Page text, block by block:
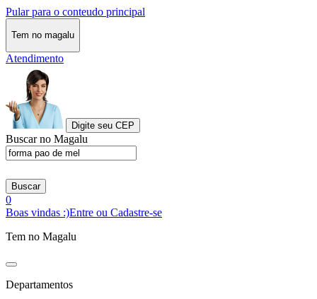
Pular para o conteudo principal
Tem no magalu
Atendimento
Digite seu CEP
Buscar no Magalu
Buscar
0
Boas vindas :)Entre ou Cadastre-se
Tem no Magalu
Departamentos